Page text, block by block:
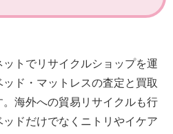
トでリサイクルショップを運
ド・マットレスの査定と買取
海外への貿易リサイクルも行
ドだけでなくニトリやイケア